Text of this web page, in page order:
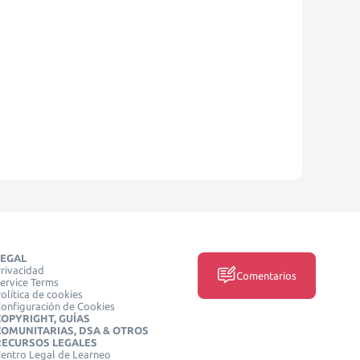
Terms
de cookies
de Cookies
GUÍAS
DSA & OTROS
LEGALES
Legal de Learneo
Comentarios